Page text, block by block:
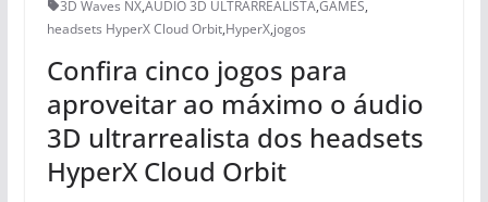
3D Waves NX,ÁUDIO 3D ULTRARREALISTA,GAMES,
headsets HyperX Cloud Orbit,HyperX,jogos
Confira cinco jogos para
aproveitar ao máximo o áudio
3D ultrarrealista dos headsets
HyperX Cloud Orbit